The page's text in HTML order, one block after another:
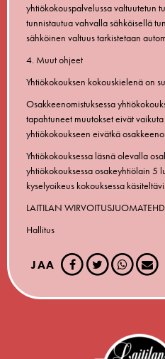
yhtiökokouspalvelussa valtuutetun
tunnistautua vahvalla sähköisellä
sähköinen valtuus tarkistetaan
4. Muut ohjeet
Yhtiökokouksen kokouskielenä on
Osakkeenomistuksessa
tapahtuneet muutokset eivät
yhtiökokoukseen eivätkä
Yhtiökokouksessa läsnä olevalla
yhtiökokouksessa osakeyhtiölain 5
kyselyoikeus kokouksessa
LAITILAN
Hallitus
JAA